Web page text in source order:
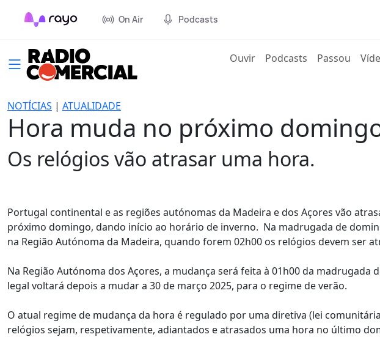
On Air Podcasts
Ouvir(current)
Podcasts Passou
NOTÍCIAS | ATUALIDADE
Hora muda no próximo
Os relógios vão atrasar uma hora.
Portugal continental e as regiões autónomas da Madeira e dos Açores vão
próximo domingo, dando início ao horário de inverno. Na madrugada de
na Região Autónoma da Madeira, quando forem 02h00 os relógios devem ser
Na Região Autónoma dos Açores, a mudança será feita à 01h00 da madrugada
legal voltará depois a mudar a 30 de março 2025, para o regime de verão.
O atual regime de mudança da hora é regulado por uma diretiva (lei
relógios sejam, respetivamente, adiantados e atrasados uma hora no último